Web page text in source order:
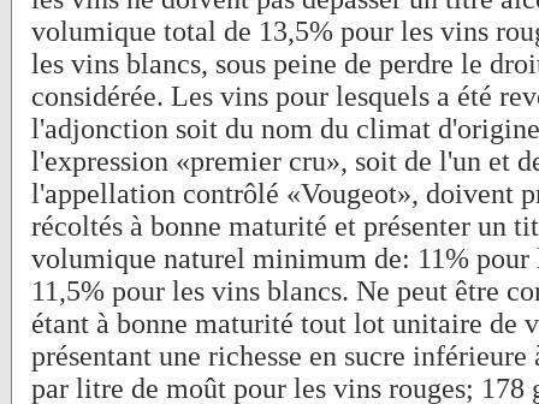
volumique total de 13,5% pour les vins
les vins blancs, sous peine de perdre le
considérée. Les vins pour lesquels a été
l'adjonction soit du nom du climat
l'expression «premier cru», soit de l'un et
l'appellation contrôlé «Vougeot», doivent
récoltés à bonne maturité et présenter un
volumique naturel minimum de: 11% pour
11,5% pour les vins blancs. Ne peut être
étant à bonne maturité tout lot unitaire de
présentant une richesse en sucre inférieure
par litre de moût pour les vins rouges; 178